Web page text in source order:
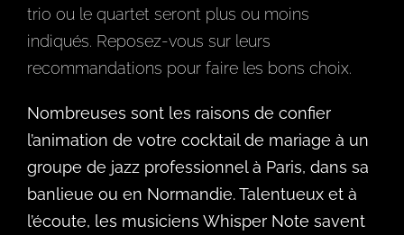
trio ou le quartet seront plus ou moins
indiqués. Reposez-vous sur leurs
recommandations pour faire les bons choix.
Nombreuses sont les raisons de confier
l’animation de votre cocktail de mariage à un
groupe de jazz professionnel à Paris, dans sa
banlieue ou en Normandie. Talentueux et à
l’écoute, les musiciens Whisper Note savent